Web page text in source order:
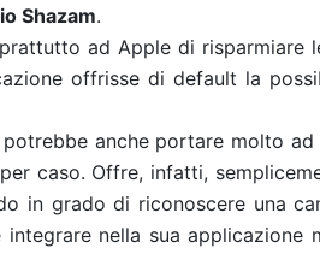
Shazam.
ad Apple di risparmiare
offrisse di default la
anche portare molto
caso. Offre, infatti,
in grado di riconoscere una
nella sua applicazione